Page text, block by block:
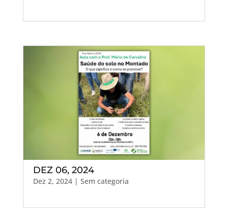
DEZ 06, 2024
Dez 2, 2024| Sem categoria